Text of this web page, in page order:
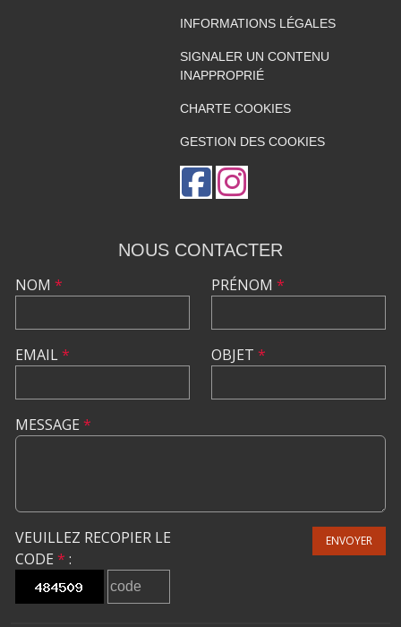
INFORMATIONS LÉGALES
SIGNALER UN CONTENU
INAPPROPRIÉ
CHARTE COOKIES
GESTION DES COOKIES
NOUS CONTACTER
NOM *
EMAIL*
PRÉNOM *
OBJET *
MESSAGE *
VEUILLEZ RECOPIER LE
CODE * :
ENVOYER